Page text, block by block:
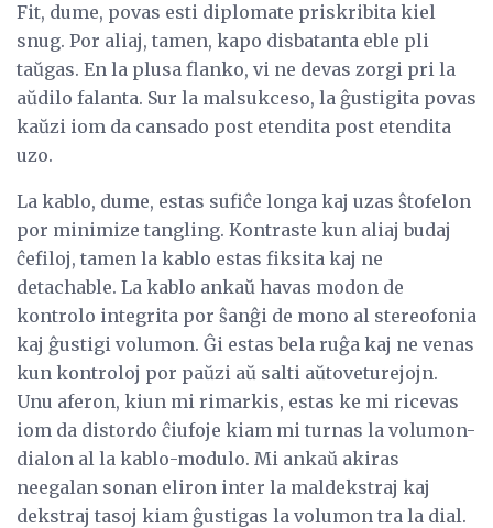
Fit, dume, povas esti diplomate priskribita kiel
snug. Por aliaj, tamen, kapo disbatanta eble pli
taŭgas. En la plusa flanko, vi ne devas zorgi pri la
aŭdilo falanta. Sur la malsukceso, la ĝustigita povas
kaŭzi iom da cansado post etendita post etendita
uzo.
La kablo, dume, estas sufiĉe longa kaj uzas ŝtofelon
por minimize tangling. Kontraste kun aliaj budaj
ĉefiloj, tamen la kablo estas fiksita kaj ne
detachable. La kablo ankaŭ havas modon de
kontrolo integrita por ŝanĝi de mono al stereofonia
kaj ĝustigi volumon. Ĝi estas bela ruĝa kaj ne venas
kun kontroloj por paŭzi aŭ salti aŭtoveturejojn.
Unu aferon, kiun mi rimarkis, estas ke mi ricevas
iom da distordo ĉiufoje kiam mi turnas la volumon-
dialon al la kablo-modulo. Mi ankaŭ akiras
neegalan sonan eliron inter la maldekstraj kaj
dekstraj tasoj kiam ĝustigas la volumon tra la dial.